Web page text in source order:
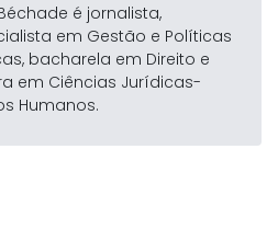
é jornalista,
em Gestão e Políticas
bacharela em Direito e
em Ciências Jurídicas-
Humanos.